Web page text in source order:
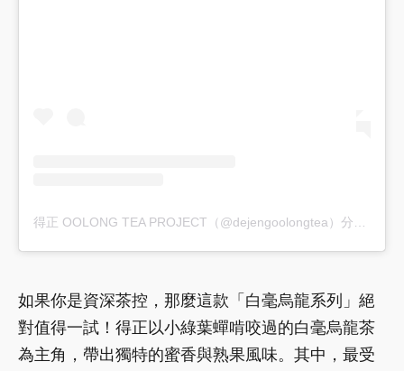
如果你是資深茶控，那麼這款「白毫烏龍系列」絕
對值得一試！得正以小綠葉蟬啃咬過的白毫烏龍茶
為主角，帶出獨特的蜜香與熟果風味。其中，最受